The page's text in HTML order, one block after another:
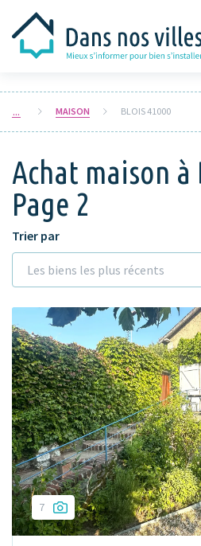
MAISON BLOIS 41000
Achat maison à
Page 2
Trier par
Les biens les plus récents
7